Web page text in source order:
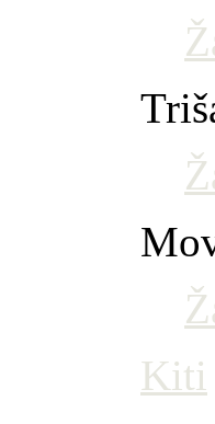
Kiti